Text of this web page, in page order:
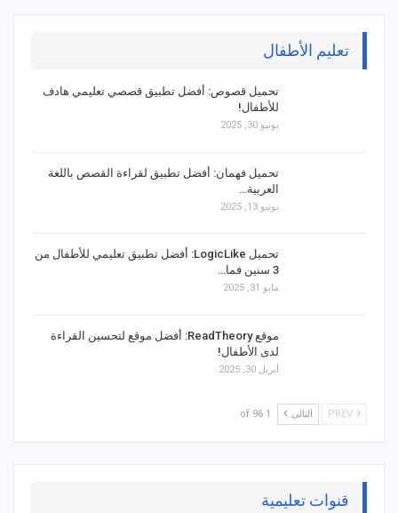
تعليم الأطفال
تحميل قصوص: أفضل تطبيق قصصي تعليمي هادف
للأطفال!
يونيو 30, 2025
تحميل فهمان: أفضل تطبيق لقراءة القصص باللغة
العربية…
يونيو 13, 2025
تحميل LogicLike: أفضل تطبيق تعليمي للأطفال من
3 سنين فما…
مايو 31, 2025
موقع ReadTheory: أفضل موقع لتحسين القراءة
لدى الأطفال!
أبريل 30, 2025
التالي 1 of 96
قنوات تعليمية